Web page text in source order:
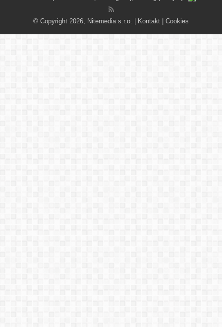
© Copyright 2026, Nitemedia s.r.o. | Kontakt Cookies